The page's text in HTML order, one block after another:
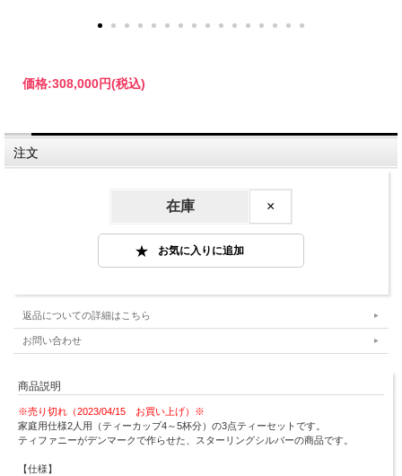
価格:308,000円(税込)
注文
在庫 ×
返品についての詳細はこちら
お問い合わせ
商品説明
※売り切れ（2023/04/15 お買い上げ）※
家庭用仕様2人用（ティーカップ4～5杯分）の3点ティーセットです。
ティファニーがデンマークで作らせた、スターリングシルバーの商品です。
【仕様】